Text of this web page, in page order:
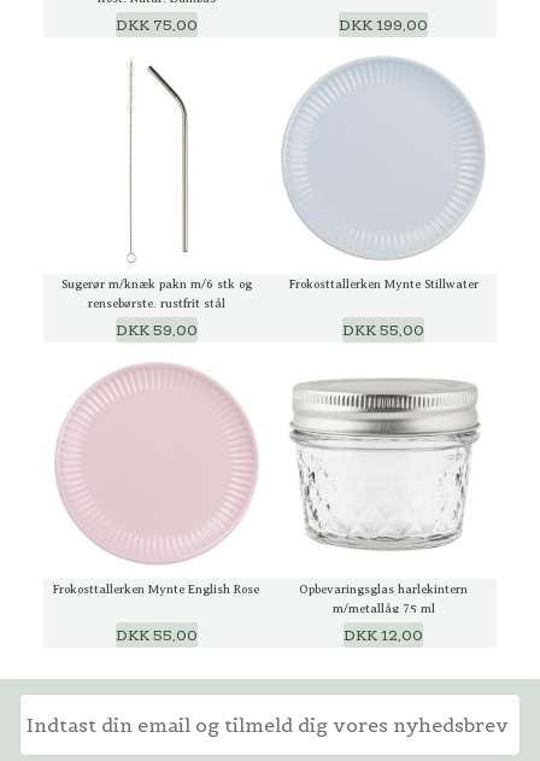
DKK 75,00 DKK 199,00
Sugerør m/knæk pakn m/6 stk og
rensebørste, rustfrit stål
DKK 59,00
Frokosttallerken Mynte Stillwater
DKK 55,00
Frokosttallerken Mynte English Rose
DKK 55,00
Opbevaringsglas harlekintern
m/metallåg 75 ml
DKK 12,00